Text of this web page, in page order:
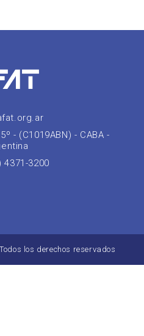
- (C1019ABN) - CABA -
4371-3200
los derechos reservados